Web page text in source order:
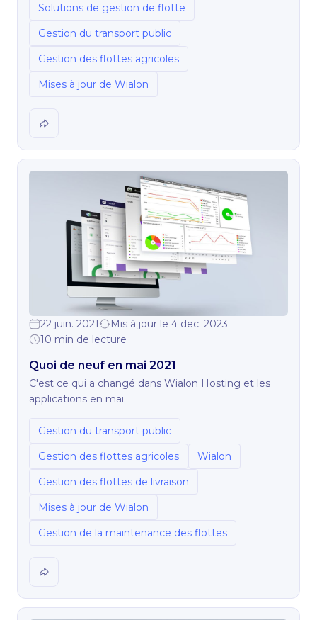
Solutions de gestion de flotte
Gestion du transport public
Gestion des flottes agricoles
Mises à jour de Wialon
22 juin. 2021
Mis à jour le 4 dec. 2023
10 min de lecture
Quoi de neuf en mai 2021
C'est ce qui a changé dans Wialon Hosting et les
applications en mai.
Gestion du transport public
Gestion des flottes agricoles
Wialon
Gestion des flottes de livraison
Mises à jour de Wialon
Gestion de la maintenance des flottes